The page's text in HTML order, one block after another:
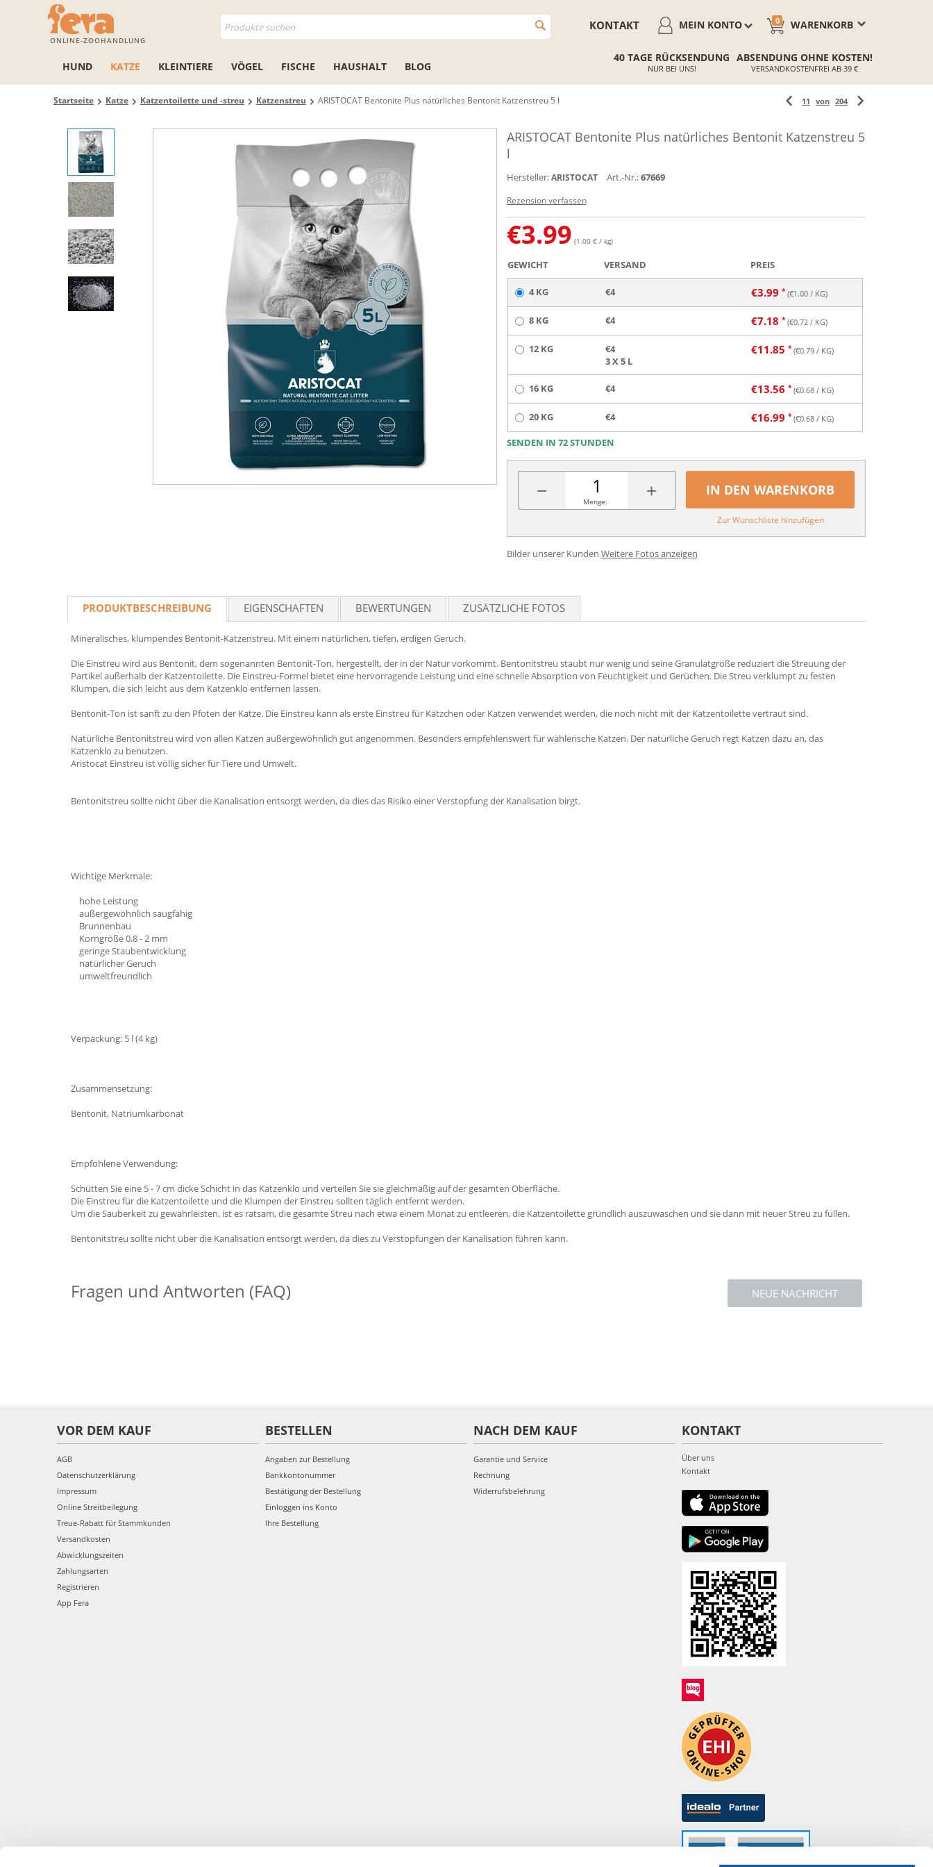
ONLINE-ZOOHANDLUNG
WARENKORB
0
MEIN KONTO
KONTAKT
HUND KATZE KLEINTIERE VÖGEL FISCHE HAUSHALT BLOG
40 TAGE RÜCKSENDUNG
NUR BEI UNS!
ABSENDUNG OHNE KOSTEN!
VERSANDKOSTENFREI AB 39 €
Startseite Katze Katzentoilette und -streu Katzenstreu ARISTOCAT Bentonite Plus natürliches Bentonit Katzenstreu 5 l 11 von 204
ARISTOCAT Bentonite Plus natürliches Bentonit Katzenstreu 5
l
Hersteller: ARISTOCAT Art.-Nr.:67669
Rezension verfassen
€3.99 (1.00 € / kg)
GEWICHT VERSAND PREIS
4 KG €4 €3.99 (€1.00/ KG)
8 KG €4 €7.18 (€0.72/ KG)
12 KG
€4
3 X 5 L
€11.85 (€0.79/ KG)
16 KG €4 €13.56 (€0.68/ KG)
20 KG €4 €16.99 (€0.68/ KG)
SENDEN IN 72 STUNDEN
− +
Menge:
IN DEN WARENKORB
Zur Wunschliste hinzufügen
Bilder unserer Kunden Weitere Fotos anzeigen
PRODUKTBESCHREIBUNG EIGENSCHAFTEN BEWERTUNGEN ZUSÄTZLICHE FOTOS
Mineralisches, klumpendes Bentonit-Katzenstreu. Mit einem natürlichen, tiefen, erdigen Geruch.
Die Einstreu wird aus Bentonit, dem sogenannten Bentonit-Ton, hergestellt, der in der Natur vorkommt. Bentonitstreu staubt nur wenig und seine Granulatgröße reduziert die Streuung der
Partikel außerhalb der Katzentoilette. Die Einstreu-Formel bietet eine hervorragende Leistung und eine schnelle Absorption von Feuchtigkeit und Gerüchen. Die Streu verklumpt zu festen
Klumpen, die sich leicht aus dem Katzenklo entfernen lassen.
Bentonit-Ton ist sanft zu den Pfoten der Katze. Die Einstreu kann als erste Einstreu für Kätzchen oder Katzen verwendet werden, die noch nicht mit der Katzentoilette vertraut sind.
Natürliche Bentonitstreu wird von allen Katzen außergewöhnlich gut angenommen. Besonders empfehlenswert für wählerische Katzen. Der natürliche Geruch regt Katzen dazu an, das
Katzenklo zu benutzen.
Aristocat Einstreu ist völlig sicher für Tiere und Umwelt.
Bentonitstreu sollte nicht über die Kanalisation entsorgt werden, da dies das Risiko einer Verstopfung der Kanalisation birgt.
Wichtige Merkmale:
hohe Leistung
außergewöhnlich saugfähig
Brunnenbau
Korngröße 0,8 - 2 mm
geringe Staubentwicklung
natürlicher Geruch
umweltfreundlich
Verpackung: 5 l (4 kg)
Zusammensetzung:
Bentonit, Natriumkarbonat
Empfohlene Verwendung:
Schütten Sie eine 5 - 7 cm dicke Schicht in das Katzenklo und verteilen Sie sie gleichmäßig auf der gesamten Oberfläche.
Die Einstreu für die Katzentoilette und die Klumpen der Einstreu sollten täglich entfernt werden.
Um die Sauberkeit zu gewährleisten, ist es ratsam, die gesamte Streu nach etwa einem Monat zu entleeren, die Katzentoilette gründlich auszuwaschen und sie dann mit neuer Streu zu füllen.
Bentonitstreu sollte nicht über die Kanalisation entsorgt werden, da dies zu Verstopfungen der Kanalisation führen kann.
NEUE NACHRICHT
Fragen und Antworten (FAQ)
VOR DEM KAUF
AGB
Datenschutzerklärung
Impressum
Online Streitbeilegung
Treue-Rabatt für Stammkunden
Versandkosten
Abwicklungszeiten
Zahlungsarten
Registrieren
App Fera
BESTELLEN
Angaben zur Bestellung
Bankkontonummer
Bestätigung der Bestellung
Einloggen ins Konto
Ihre Bestellung
NACH DEM KAUF
Garantie und Service
Rechnung
Widerrufsbelehrung
KONTAKT
Über uns
Kontakt